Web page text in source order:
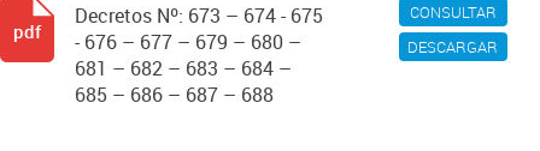
CONSULTAR
DESCARGAR
Decretos Nº: 673 – 674 - 675
- 676 – 677 – 679 – 680 –
681 – 682 – 683 – 684 –
685 – 686 – 687 – 688
pdf